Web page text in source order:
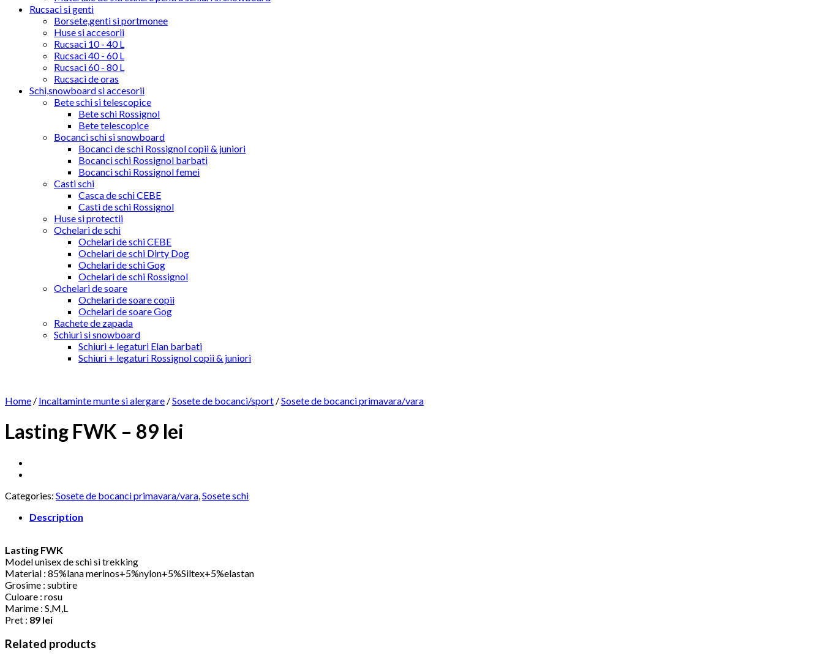
Rucsaci si genti
Borsete,genti si portmonee
Huse si accesorii
Rucsaci 10 - 40 L
Rucsaci 40 - 60 L
Rucsaci 60 - 80 L
Rucsaci de oras
Schi,snowboard si accesorii
Bete schi si telescopice
Bete schi Rossignol
Bete telescopice
Bocanci schi si snowboard
Bocanci de schi Rossignol copii & juniori
Bocanci schi Rossignol barbati
Bocanci schi Rossignol femei
Casti schi
Casca de schi CEBE
Casti de schi Rossignol
Huse si protectii
Ochelari de schi
Ochelari de schi CEBE
Ochelari de schi Dirty Dog
Ochelari de schi Gog
Ochelari de schi Rossignol
Ochelari de soare
Ochelari de soare copii
Ochelari de soare Gog
Rachete de zapada
Schiuri si snowboard
Schiuri + legaturi Elan barbati
Schiuri + legaturi Rossignol copii & juniori
Home / Incaltaminte munte si alergare /Sosete de bocanci/sport /Sosete de bocanci primavara/vara
Lasting FWK – 89 lei
Categories: Sosete de bocanci primavara/vara,Sosete schi
Description
Lasting FWK
Model unisex de schi si trekking
Material : 85%lana merinos+5%nylon+5%Siltex+5%elastan
Grosime : subtire
Culoare : rosu
Marime : S,M,L
Pret : 89 lei
Related products